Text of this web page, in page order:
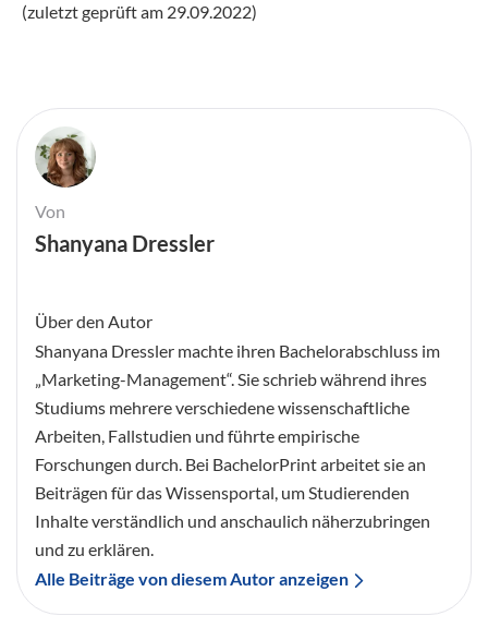
(zuletzt geprüft am 29.09.2022)
Von
Shanyana Dressler
Über den Autor
Shanyana Dressler machte ihren Bachelorabschluss im
„Marketing-Management“. Sie schrieb während ihres
Studiums mehrere verschiedene wissenschaftliche
Arbeiten, Fallstudien und führte empirische
Forschungen durch. Bei BachelorPrint arbeitet sie an
Beiträgen für das Wissensportal, um Studierenden
Inhalte verständlich und anschaulich näherzubringen
und zu erklären.
Alle Beiträge von diesem Autor anzeigen